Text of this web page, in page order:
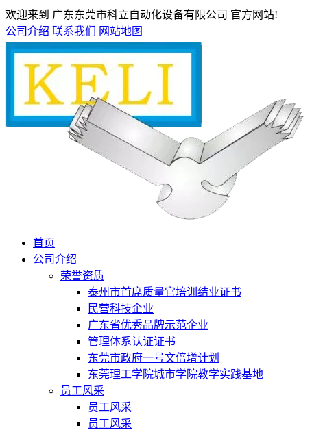
欢迎来到 广东东莞市科立自动化设备有限公司 官方网站!
公司介绍 联系我们 网站地图
首页
公司介绍
荣誉资质
泰州市首席质量官培训结业证书
民营科技企业
广东省优秀品牌示范企业
管理体系认证证书
东莞市政府一号文倍增计划
东莞理工学院城市学院教学实践基地
员工风采
员工风采
员工风采